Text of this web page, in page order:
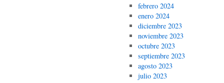
febrero 2024
enero 2024
diciembre 2023
noviembre 2023
octubre 2023
septiembre 2023
agosto 2023
julio 2023